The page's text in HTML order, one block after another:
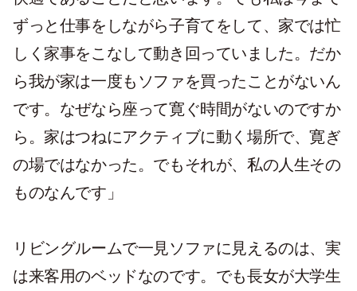
ずっと仕事をしながら子育てをして、家では忙
しく家事をこなして動き回っていました。だか
ら我が家は一度もソファを買ったことがないん
です。なぜなら座って寛ぐ時間がないのですか
ら。家はつねにアクティブに動く場所で、寛ぎ
の場ではなかった。でもそれが、私の人生その
ものなんです」
リビングルームで一見ソファに見えるのは、実
は来客用のベッドなのです。でも長女が大学生